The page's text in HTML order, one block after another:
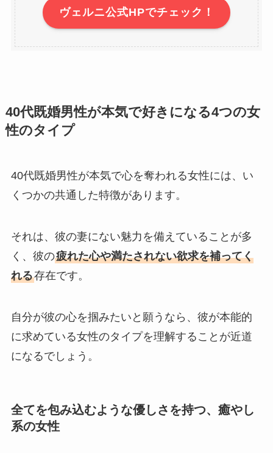
ヴェルニ公式HPでチェック！
40代既婚男性が本気で好きになる4つの女
性のタイプ
40代既婚男性が本気で心を奪われる女性には、い
くつかの共通した特徴があります。
それは、彼の妻にない魅力を備えていることが多
く、彼の疲れた心や満たされない欲求を補ってく
れる存在です。
自分が彼の心を掴みたいと願うなら、彼が本能的
に求めている女性のタイプを理解することが近道
になるでしょう。
全てを包み込むような優しさを持つ、癒やし
系の女性